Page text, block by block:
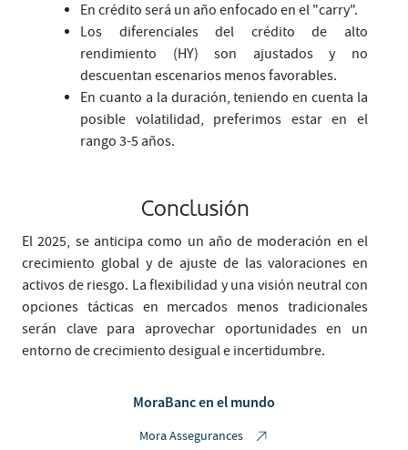
En crédito será un año enfocado en el "carry".
Los diferenciales del crédito de alto
rendimiento (HY) son ajustados y no
descuentan escenarios menos favorables.
En cuanto a la duración, teniendo en cuenta la
posible volatilidad, preferimos estar en el
rango 3-5 años.
Conclusión
El 2025, se anticipa como un año de moderación en el
crecimiento global y de ajuste de las valoraciones en
activos de riesgo. La flexibilidad y una visión neutral con
opciones tácticas en mercados menos tradicionales
serán clave para aprovechar oportunidades en un
entorno de crecimiento desigual e incertidumbre.
MoraBanc en el mundo
Mora Assegurances